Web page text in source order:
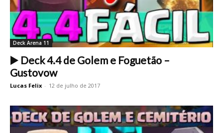
Deck Arena 11
▶️ Deck 4.4 de Golem e Foguetão –
Gustovow
Lucas Felix - 12 de julho de 2017